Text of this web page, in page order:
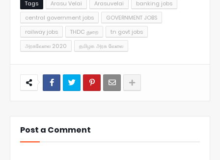
Tags Arasu Velai Arasuvelai
banking jobs
central government jobs
GOVERNMENT JOBS
railway jobs
THDC துறை
tn govt jobs
அரசுவேலை 2020
தமிழக அரசு வேலை
Post a Comment